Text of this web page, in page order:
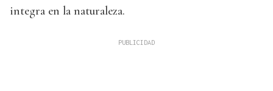
integra en la naturaleza.